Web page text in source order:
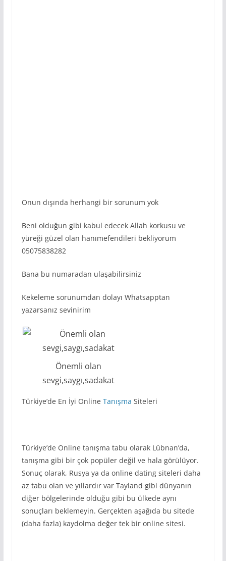
Onun dışında herhangi bir sorunum yok
Beni olduğun gibi kabul edecek Allah korkusu ve
yüreği güzel olan hanımefendileri bekliyorum
05075838282
Bana bu numaradan ulaşabilirsiniz
Kekeleme sorunumdan dolayı Whatsapptan
yazarsanız sevinirim
Önemli olan
sevgi,saygı,sadakat
Türkiye’de En İyi Online Tanışma Siteleri
Türkiye’de Online tanışma tabu olarak Lübnan’da,
tanışma gibi bir çok popüler değil ve hala görülüyor.
Sonuç olarak, Rusya ya da online dating siteleri daha
az tabu olan ve yıllardır var Tayland gibi dünyanın
diğer bölgelerinde olduğu gibi bu ülkede aynı
sonuçları beklemeyin. Gerçekten aşağıda bu sitede
(daha fazla) kaydolma değer tek bir online sitesi.